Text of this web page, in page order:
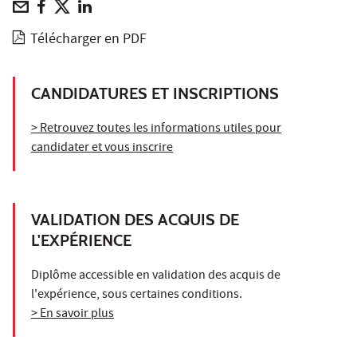
Télécharger en PDF
CANDIDATURES ET INSCRIPTIONS
> Retrouvez toutes les informations utiles pour
candidater et vous inscrire
VALIDATION DES ACQUIS DE
L'EXPÉRIENCE
Diplôme accessible en validation des acquis de
l'expérience, sous certaines conditions.
> En savoir plus